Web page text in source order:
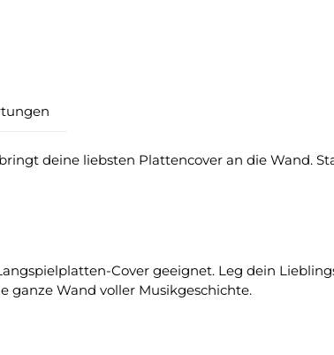
bringt deine liebsten Plattencover an die Wand.
Cover geeignet. Leg dein
ganze Wand voller Musikgeschichte.